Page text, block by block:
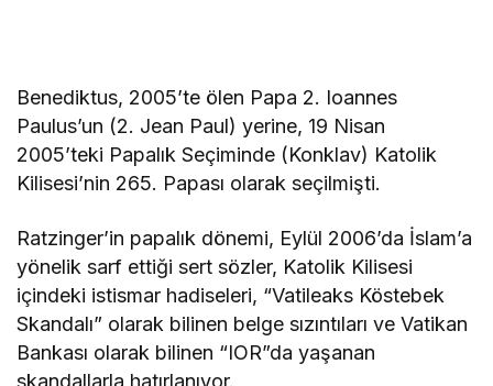
Benediktus, 2005’te ölen Papa 2. Ioannes
Paulus’un (2. Jean Paul) yerine, 19 Nisan
2005’teki Papalık Seçiminde (Konklav) Katolik
Kilisesi’nin 265. Papası olarak seçilmişti.
Ratzinger’in papalık dönemi, Eylül 2006’da İslam’a
yönelik sarf ettiği sert sözler, Katolik Kilisesi
içindeki istismar hadiseleri, “Vatileaks Köstebek
Skandalı” olarak bilinen belge sızıntıları ve Vatikan
Bankası olarak bilinen “IOR”da yaşanan
skandallarla hatırlanıyor.